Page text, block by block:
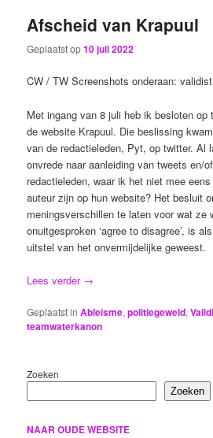
Afscheid van Krapuul
Geplaatst op10 juli 2022
CW / TW Screenshots onderaan:
Met ingang van 8 juli heb ik besloten op
de website Krapuul. Die beslissing
van de redactieleden, Pyt, op twitter. Al
onvrede naar aanleiding van tweets en/
redactieleden, waar ik het niet mee
auteur zijn op hun website? Het besluit
meningsverschillen te laten voor wat ze
onuitgesproken ‘agree to disagree’, is
uitstel van het onvermijdelijke geweest.
Lees verder →
Geplaatst in Ableisme,politiegeweld,
teamwaterkanon
Zoeken
Zoeken
NAAR OUDE WEBSITE